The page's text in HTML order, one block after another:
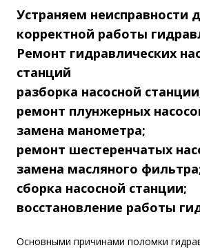
Устраняем неисправности
корректной работы
Ремонт гидравлических
станций
разборка насосной
ремонт плунжерных
замена манометра;
ремонт шестеренчатых
замена масляного
сборка насосной станции;
восстановление работы
Основными причинами поломки